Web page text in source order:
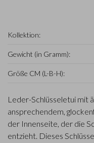
Kollektion:
Gewicht (in Gramm):
Größe CM (L-B-H):
Leder-Schlüsseletui mit
ansprechendem,
der Innenseite, der die
entzieht. Dieses